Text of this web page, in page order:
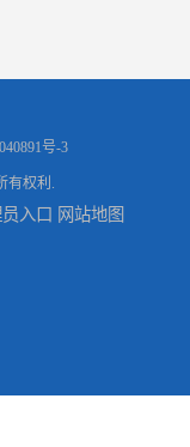
号-3
有权利.
入口 网站地图